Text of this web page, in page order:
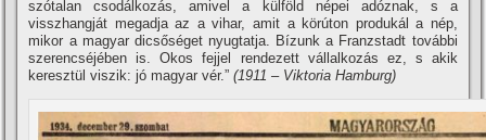
szótalan csodálkozás, amivel a külföld népei adóznak, s a
visszhangját megadja az a vihar, amit a körúton produkál a nép,
mikor a magyar dicsőséget nyugtatja. Bí­zunk a Franzstadt további
szerencséjében is. Okos fejjel rendezett vállalkozás ez, s akik
keresztül viszik: jó magyar vér.”(1911 – Viktoria Hamburg)